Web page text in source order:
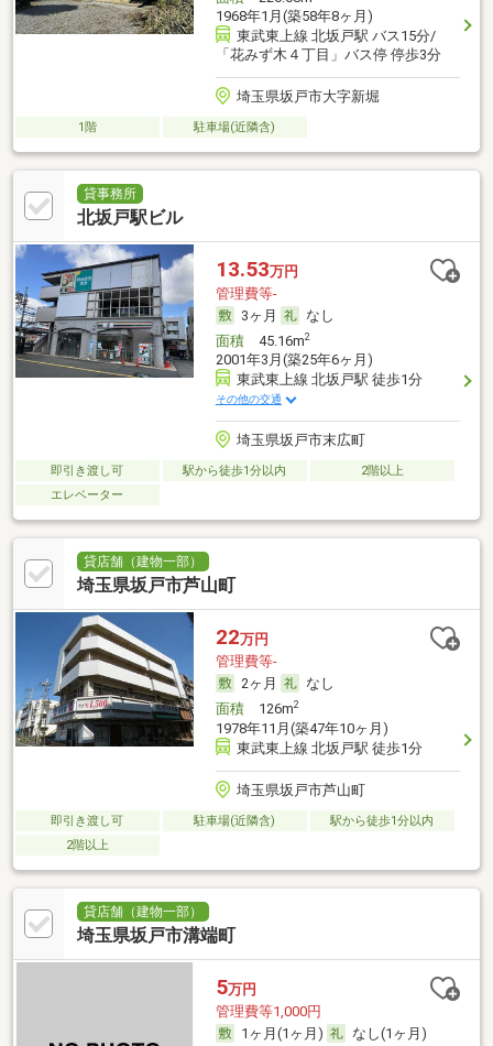
1968年1月(築58年8ヶ月)
東武東上線 北坂戸駅 バス15分/
「花みず木４丁目」バス停 停歩3分
埼玉県坂戸市大字新堀
1階 駐車場(近隣含)
貸事務所
北坂戸駅ビル
13.53万円
管理費等-
3ヶ月
なし
面積45.16m2
2001年3月(築25年6ヶ月)
東武東上線 北坂戸駅 徒歩1分
その他の交通
埼玉県坂戸市末広町
即引き渡し可 駅から徒歩1分以内
2階以上
エレベーター
貸店舗（建物一部）
埼玉県坂戸市芦山町
22万円
管理費等-
2ヶ月
なし
面積126m2
1978年11月(築47年10ヶ月)
東武東上線 北坂戸駅 徒歩1分
埼玉県坂戸市芦山町
即引き渡し可 駐車場(近隣含)
駅から徒歩1分以内
2階以上
貸店舗（建物一部）
埼玉県坂戸市溝端町
5万円
管理費等1,000円
1ヶ月(1ヶ月)
なし(1ヶ月)